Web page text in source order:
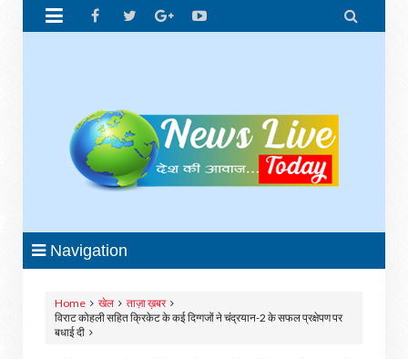
 
Navigation
Home खेल
ताज़ा ख़बर
विराट कोहली सहित क्रिकेट के कई दिग्गजों ने चंद्रयान-2 के सफल प्रक्षेपण पर
बधाई दी